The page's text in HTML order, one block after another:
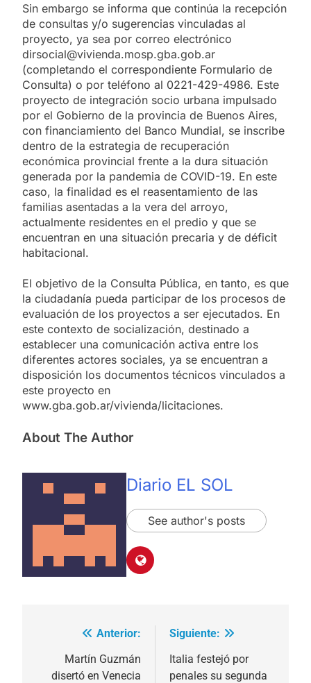
Sin embargo se informa que continúa la recepción
de consultas y/o sugerencias vinculadas al
proyecto, ya sea por correo electrónico
dirsocial@vivienda.mosp.gba.gob.ar
(completando el correspondiente Formulario de
Consulta) o por teléfono al 0221-429-4986. Este
proyecto de integración socio urbana impulsado
por el Gobierno de la provincia de Buenos Aires,
con financiamiento del Banco Mundial, se inscribe
dentro de la estrategia de recuperación
económica provincial frente a la dura situación
generada por la pandemia de COVID-19. En este
caso, la finalidad es el reasentamiento de las
familias asentadas a la vera del arroyo,
actualmente residentes en el predio y que se
encuentran en una situación precaria y de déficit
habitacional.
El objetivo de la Consulta Pública, en tanto, es que
la ciudadanía pueda participar de los procesos de
evaluación de los proyectos a ser ejecutados. En
este contexto de socialización, destinado a
establecer una comunicación activa entre los
diferentes actores sociales, ya se encuentran a
disposición los documentos técnicos vinculados a
este proyecto en
www.gba.gob.ar/vivienda/licitaciones.
About The Author
Diario EL SOL
See author's posts
Navegación
Anterior:
Martín Guzmán
disertó en Venecia
Siguiente:
Italia festejó por
penales su segunda